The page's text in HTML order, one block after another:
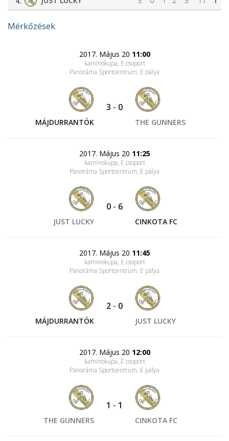
Mérkőzések
2017. Május 20 11:00
kaminokupa, E csoport
Panoráma Sportcentrum, E pálya
MÁJDURRANTÓK
3 - 0
THE GUNNERS
2017. Május 20 11:25
kaminokupa, E csoport
Panoráma Sportcentrum, E pálya
JUST LUCKY
0 - 6
CINKOTA FC
2017. Május 20 11:45
kaminokupa, E csoport
Panoráma Sportcentrum, E pálya
MÁJDURRANTÓK
2 - 0
JUST LUCKY
2017. Május 20 12:00
kaminokupa, E csoport
Panoráma Sportcentrum, E pálya
THE GUNNERS
1 - 1
CINKOTA FC